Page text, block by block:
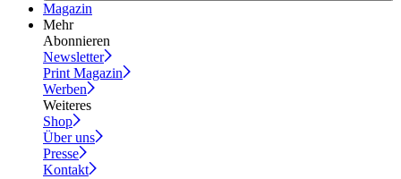
Magazin
Mehr
Abonnieren
Newsletter
Print Magazin
Werben
Weiteres
Shop
Über uns
Presse
Kontakt